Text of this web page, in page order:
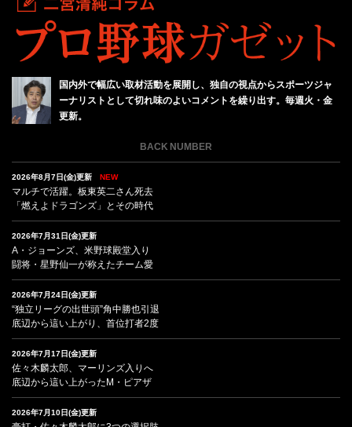
国内外で幅広い取材活動を展開し、独自の視点からスポーツジャ
ーナリストとして切れ味のよいコメントを繰り出す。毎週火・金
更新。
BACK NUMBER
2026年8月7日(金)更新 NEW
マルチで活躍。板東英二さん死去
「燃えよドラゴンズ」とその時代
2026年7月31日(金)更新
A・ジョーンズ、米野球殿堂入り
闘将・星野仙一が称えたチーム愛
2026年7月24日(金)更新
“独立リーグの出世頭”角中勝也引退
底辺から這い上がり、首位打者2度
2026年7月17日(金)更新
佐々木麟太郎、マーリンズ入りへ
底辺から這い上がったM・ピアザ
2026年7月10日(金)更新